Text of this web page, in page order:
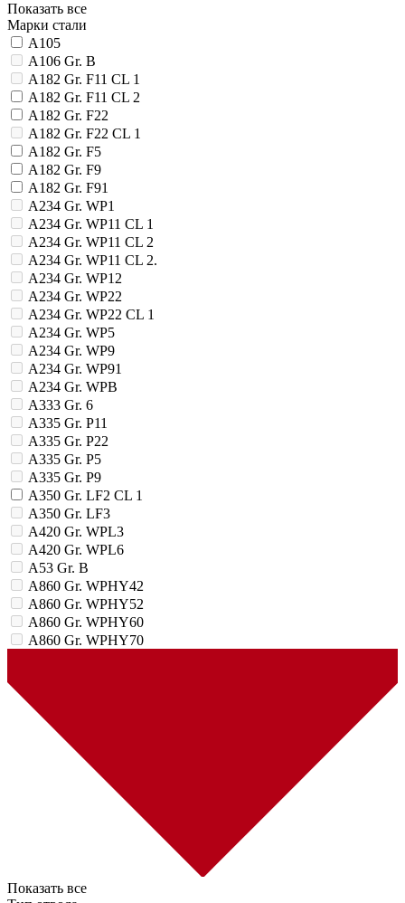
Показать все
Марки стали
A105
A106 Gr. B
A182 Gr. F11 CL 1
A182 Gr. F11 CL 2
A182 Gr. F22
A182 Gr. F22 CL 1
A182 Gr. F5
A182 Gr. F9
A182 Gr. F91
A234 Gr. WP1
A234 Gr. WP11 CL 1
A234 Gr. WP11 CL 2
A234 Gr. WP11 CL 2.
A234 Gr. WP12
A234 Gr. WP22
A234 Gr. WP22 CL 1
A234 Gr. WP5
A234 Gr. WP9
A234 Gr. WP91
A234 Gr. WPB
A333 Gr. 6
A335 Gr. P11
A335 Gr. P22
A335 Gr. P5
A335 Gr. P9
A350 Gr. LF2 CL 1
A350 Gr. LF3
A420 Gr. WPL3
A420 Gr. WPL6
A53 Gr. B
A860 Gr. WPHY42
A860 Gr. WPHY52
A860 Gr. WPHY60
A860 Gr. WPHY70
Показать все